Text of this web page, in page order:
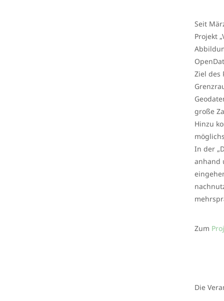
Seit
Projekt
Ziel des
große
Hinzu
In der
anhand
Zum
Die